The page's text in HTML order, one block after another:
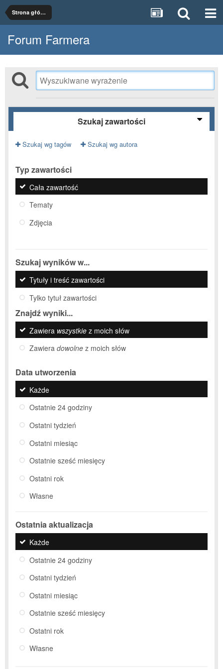
Strona główna
Forum Farmera
Szukaj zawartości
Szukaj wg tagów Szukaj wg autora
Typ zawartości
Cała zawartość
Tematy
Zdjęcia
Szukaj wyników w...
Tytuły i treść zawartości
Tylko tytuł zawartości
Znajdź wyniki...
Zawiera wszystkie z moich słów
Zawiera dowolne z moich słów
Data utworzenia
Każde
Ostatnie 24 godziny
Ostatni tydzień
Ostatni miesiąc
Ostatnie sześć miesięcy
Ostatni rok
Własne
Ostatnia aktualizacja
Każde
Ostatnie 24 godziny
Ostatni tydzień
Ostatni miesiąc
Ostatnie sześć miesięcy
Ostatni rok
Własne